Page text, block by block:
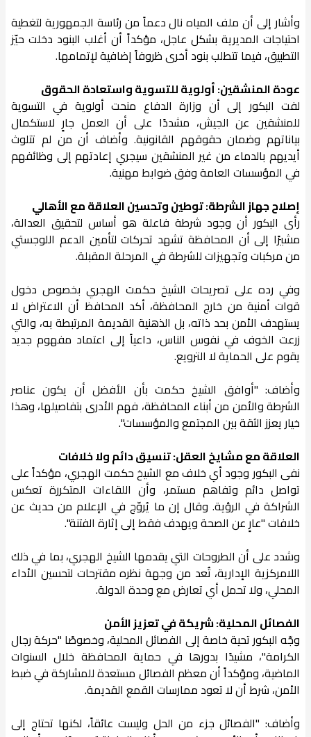
وأشار إلى أن ملف المياه نال دعماً من رئاسة الجمهورية لتغطية
احتياجات المديرية بشكل عاجل، مؤكداً أن أغلب البنود دخلت حيّز
التطبيق، فيما تتطلب بنود أخرى ظروفاً إضافية لإتمامها.
عودة المنشقين: أولوية للتسوية واستعادة الحقوق
لفت البكور إلى أن وزارة الدفاع منحت أولوية في التسوية
للمنشقين عن الجيش، مشددًا على أن العمل جارٍ لاستكمال
بياناتهم وضمان حقوقهم القانونية. وأضاف أن من لم تتلوث
أيديهم بالدماء من غير المنشقين سيجري إعادتهم إلى وظائفهم
في المؤسسات العامة وفق ضوابط مهنية.
إصلاح جهاز الشرطة: توطين وتحسين العلاقة مع الأهالي
رأى البكور أن وجود شرطة فاعلة هو أساس لتحقيق العدالة،
مشيرًا إلى أن المحافظة تشهد تحركات لتأمين الدعم اللوجستي
من مركبات وتجهيزات للشرطة في المرحلة المقبلة.
وفي رده على تصريحات الشيخ حكمت الهجري بخصوص دخول
قوات أمنية من خارج المحافظة، أكد المحافظ أن الاعتراض لا
يستهدف الأمن بحد ذاته، بل الذهنية القديمة المرتبطة به، والتي
زرعت الخوف في نفوس الناس، داعياً إلى اعتماد مفهوم جديد
يقوم على الحماية لا الترويع.
وأضاف: "أوافق الشيخ حكمت بأن الأفضل أن يكون عناصر
الشرطة والأمن من أبناء المحافظة، فهم الأدرى بتفاصيلها، وهذا
خيار يعزز الثقة بين المجتمع والمؤسسات".
العلاقة مع مشايخ العقل: تنسيق دائم ولا خلافات
نفى البكور وجود أي خلاف مع الشيخ حكمت الهجري، مؤكداً على
تواصل دائم وتفاهم مستمر، وأن اللقاءات المتكررة تعكس
الشراكة في الرؤية. وقال إن ما يُروّج في الإعلام من حديث عن
خلافات "عارٍ عن الصحة ويهدف فقط إلى إثارة الفتنة".
وشدد على أن الطروحات التي يقدمها الشيخ الهجري، بما في ذلك
اللامركزية الإدارية، تُعد من وجهة نظره مقترحات لتحسين الأداء
المحلي، ولا تحمل أي تعارض مع وحدة الدولة.
الفصائل المحلية: شريكة في تعزيز الأمن
وجّه البكور تحية خاصة إلى الفصائل المحلية، وخصوصًا "حركة رجال
الكرامة"، مشيدًا بدورها في حماية المحافظة خلال السنوات
الماضية، ومؤكداً أن معظم الفصائل مستعدة للمشاركة في ضبط
الأمن، شرط أن لا تعود ممارسات القمع القديمة.
وأضاف: "الفصائل جزء من الحل وليست عائقاً، لكنها تحتاج إلى